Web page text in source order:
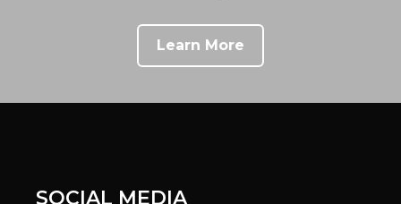
Learn More
SOCIAL MEDIA